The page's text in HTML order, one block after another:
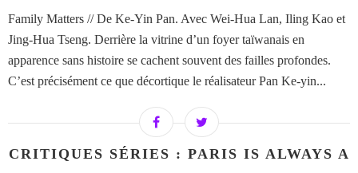
Family Matters // De Ke-Yin Pan. Avec Wei-Hua Lan, Iling Kao et
Jing-Hua Tseng. Derrière la vitrine d’un foyer taïwanais en
apparence sans histoire se cachent souvent des failles profondes.
C’est précisément ce que décortique le réalisateur Pan Ke-yin...
CRITIQUES SÉRIES : PARIS IS ALWAYS A